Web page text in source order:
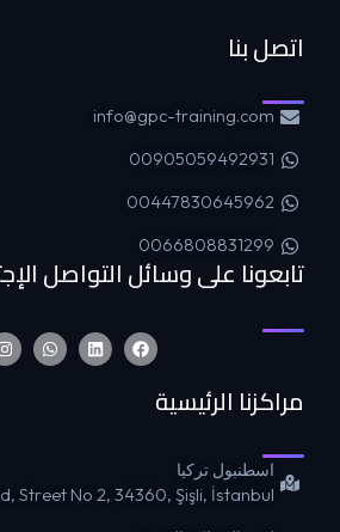
اتصل بنا
info@gpc-training.com
00905059492931
00447830645962
0066808831299
تابعونا على وسائل التواصل
مراكزنا الرئيسية
اسطنبول تركيا
Street No 2, 34360, Şişli, İstanbul